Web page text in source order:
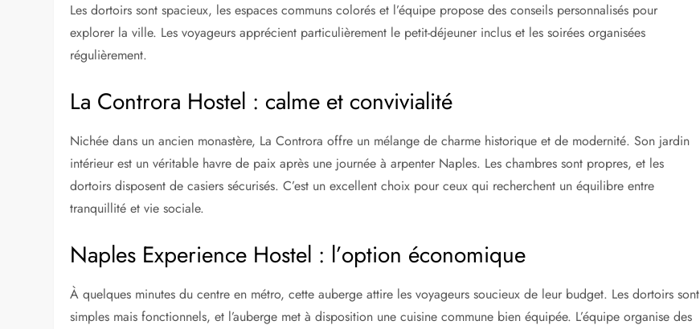
Les dortoirs sont spacieux, les espaces communs colorés et l’équipe propose des conseils personnalisés pour
explorer la ville. Les voyageurs apprécient particulièrement le petit-déjeuner inclus et les soirées organisées
régulièrement.
La Controra Hostel : calme et convivialité
Nichée dans un ancien monastère, La Controra offre un mélange de charme historique et de modernité. Son jardin
intérieur est un véritable havre de paix après une journée à arpenter Naples. Les chambres sont propres, et les
dortoirs disposent de casiers sécurisés. C’est un excellent choix pour ceux qui recherchent un équilibre entre
tranquillité et vie sociale.
Naples Experience Hostel : l’option économique
À quelques minutes du centre en métro, cette auberge attire les voyageurs soucieux de leur budget. Les dortoirs sont
simples mais fonctionnels, et l’auberge met à disposition une cuisine commune bien équipée. L’équipe organise des